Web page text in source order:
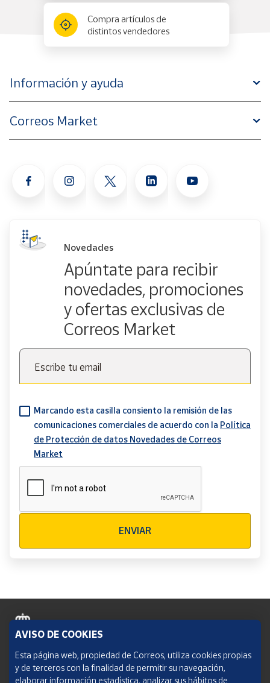
Compra artículos de
distintos vendedores
Información y ayuda
Correos Market
Novedades
Apúntate para recibir
novedades, promociones
y ofertas exclusivas de
Correos Market
Escribe tu email
Marcando esta casilla consiento la remisión de las
comunicaciones comerciales de acuerdo con la Política
de Protección de datos Novedades de Correos
Market
ENVIAR
Política de cookies
Aviso legal
AVISO DE COOKIES
Esta página web, propiedad de Correos, utiliza cookies propias
y de terceros con la finalidad de permitir su navegación,
elaborar información estadística, analizar sus hábitos de